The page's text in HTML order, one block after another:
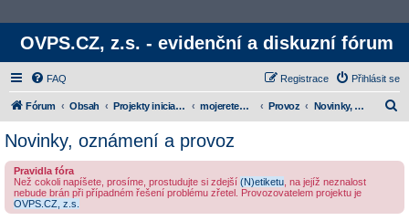
OVPS.CZ, z.s. - evidenční a diskuzní fórum
FAQ Přihlásit se
Registrace
Fórum Obsah Projekty iniciativy mojeretence.cz Provoz Novinky, oznámení a provoz
t
Novinky, oznámení a provoz
Pravidla fóra
Než cokoli napíšete, prosíme, prostudujte si zdejší (N)etiketu , na jejíž neznalost
nebude brán při případném řešení problému zřetel. Provozovatelem projektu je
OVPS.CZ, z.s.